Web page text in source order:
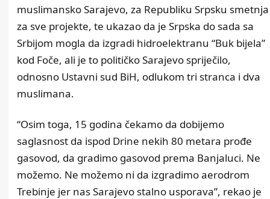
muslimansko Sarajevo, za Republiku Srpsku smetnja
za sve projekte, te ukazao da je Srpska do sada sa
Srbijom mogla da izgradi hidroelektranu “Buk bijela”
kod Foče, ali je to političko Sarajevo spriječilo,
odnosno Ustavni sud BiH, odlukom tri stranca i dva
muslimana.
“Osim toga, 15 godina čekamo da dobijemo
saglasnost da ispod Drine nekih 80 metara prođe
gasovod, da gradimo gasovod prema Banjaluci. Ne
možemo. Ne možemo ni da izgradimo aerodrom
Trebinje jer nas Sarajevo stalno usporava”, rekao je